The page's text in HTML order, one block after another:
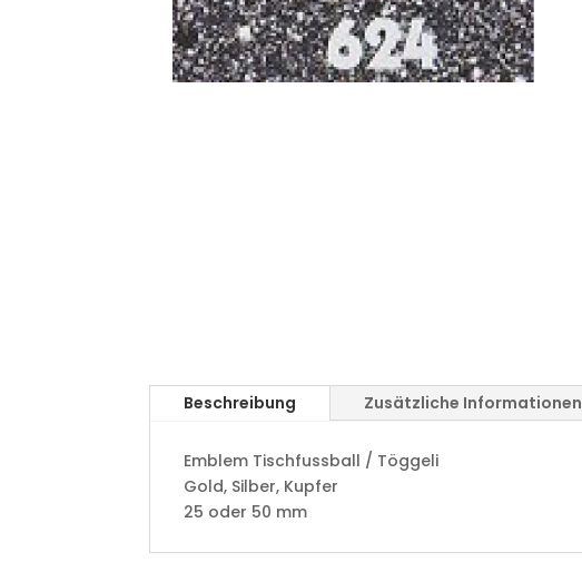
Beschreibung Zusätzliche Informationen
Emblem Tischfussball / Töggeli
Gold, Silber, Kupfer
25 oder 50 mm